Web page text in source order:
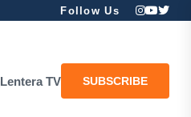
Follow Us
Lentera TV SUBSCRIBE